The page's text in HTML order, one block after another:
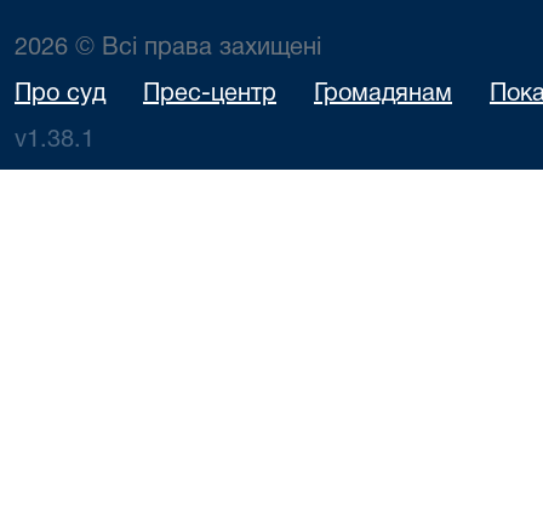
2026 © Всі права захищені
Про суд Прес-центр Громадянам
v1.38.1